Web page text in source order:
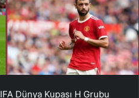
Dünya Kupası H Grubu